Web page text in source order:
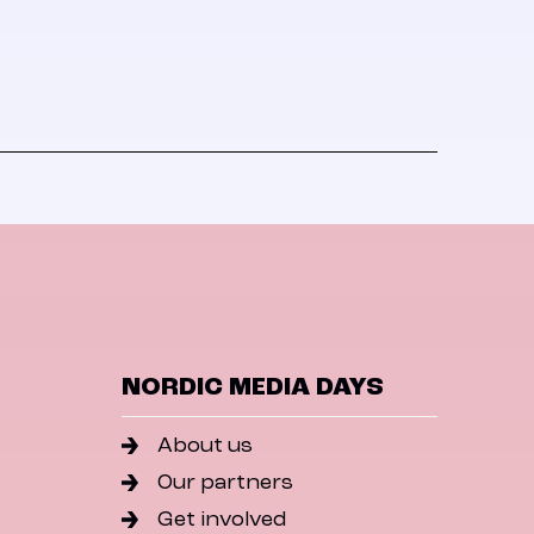
NORDIC MEDIA DAYS
About us
Our partners
Get involved